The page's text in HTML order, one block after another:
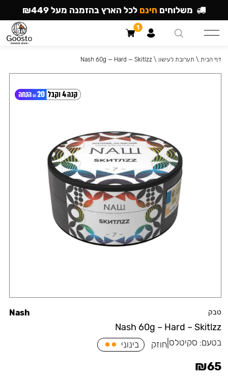
טבק
Nash 60g – Hard – Skitlzz
Nash
בטעם: סקיטלס חוזק בינוני
₪65
דף הבית \ תערובת לעישון \
Nash 60g — Hard — Skitlzz
משלוחים חינם לכל הארץ בהזמנה מעל ₪449
1